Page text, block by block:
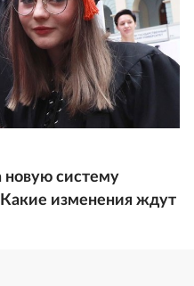
новую систему
Какие изменения ждут